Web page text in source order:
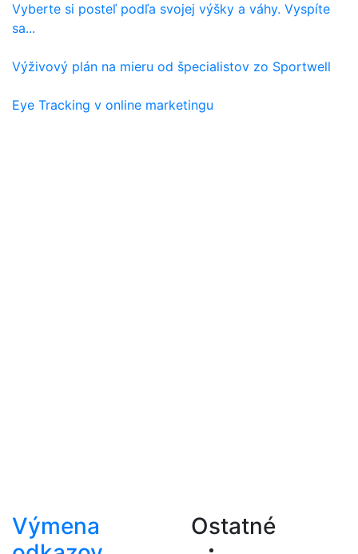
Vyberte si posteľ podľa svojej výšky a váhy. Vyspíte
sa...
Výživový plán na mieru od špecialistov zo Sportwell
Eye Tracking v online marketingu
Výmena
Ostatné